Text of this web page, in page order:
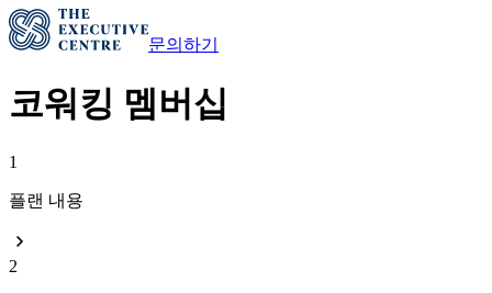
문의하기
코워킹 멤버십
1
플랜 내용
2